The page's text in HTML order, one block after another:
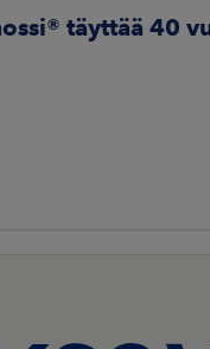
täyttää 40